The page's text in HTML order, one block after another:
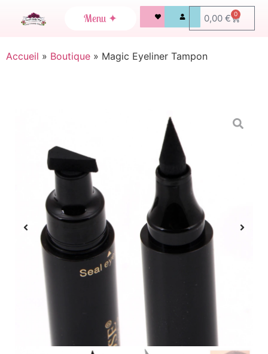
0,00 € 0
Accueil » Boutique » Magic Eyeliner Tampon